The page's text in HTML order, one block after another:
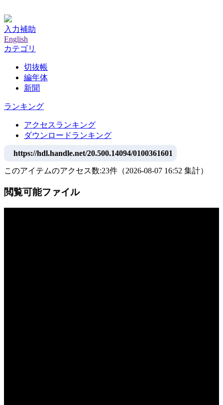
入力補助
English
カテゴリ
切抜帳
編年体
新聞
ランキング
アクセスランキング
ダウンロードランキング
https://hdl.handle.net/20.500.14094/0100361601
このアイテムのアクセス数:23件 （2026-08-07 16:52 集計）
閲覧可能ファイル